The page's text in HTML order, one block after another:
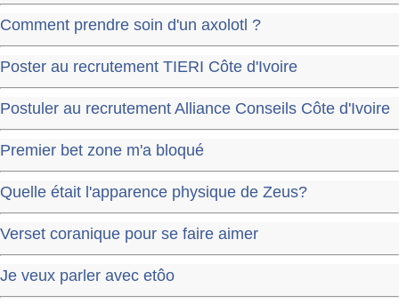
Comment prendre soin d'un axolotl ?
Poster au recrutement TIERI Côte d'Ivoire
Postuler au recrutement Alliance Conseils Côte d'Ivoire
Premier bet zone m'a bloqué
Quelle était l'apparence physique de Zeus?
Verset coranique pour se faire aimer
Je veux parler avec etôo